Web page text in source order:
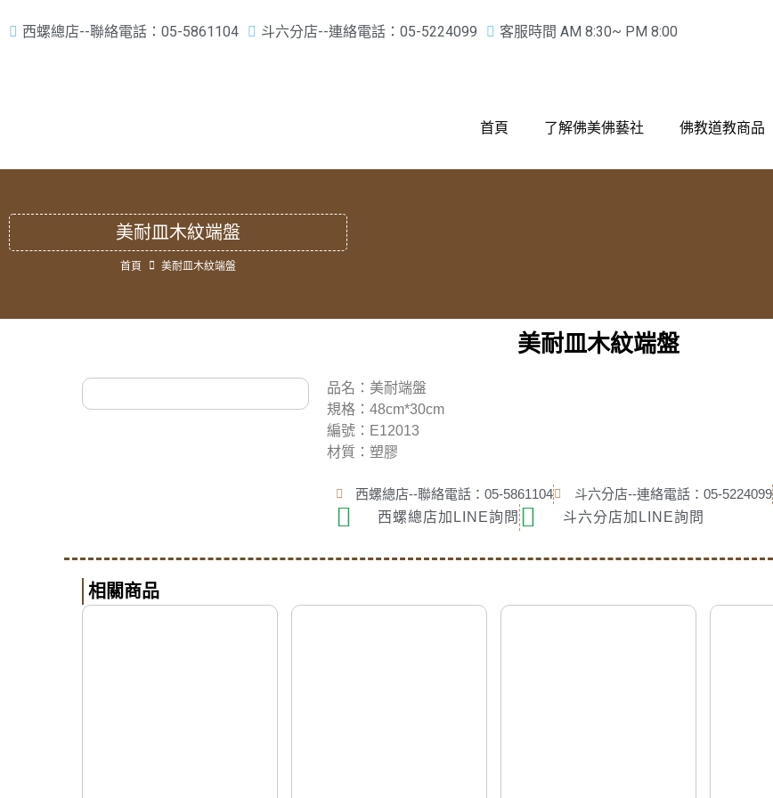
西螺總店--聯絡電話：05-5861104 斗六分店--連絡電話：05-5224099 客服時間 AM 8:30~ PM 8:00
首頁 了解佛美佛藝社 佛教道教商品
美耐皿木紋端盤
首頁 美耐皿木紋端盤
美耐皿木紋端盤
品名：美耐端盤
規格：48cm*30cm
編號：E12013
材質：塑膠
西螺總店--聯絡電話：05-5861104 斗六分店--連絡電話：05-5224099
西螺總店加LINE詢問
斗六分店加LINE詢問
相關商品